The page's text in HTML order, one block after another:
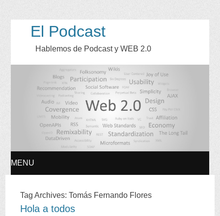
El Podcast
Hablemos de Podcast y WEB 2.0
MENU
TO
Tag Archives:Tomás Fernando Flores
Hola a todos